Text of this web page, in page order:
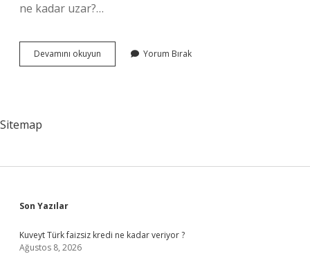
ne kadar uzar?…
Devamını okuyun
Erkek
Yorum Bırak
Sitemap
Sidebar
Son Yazılar
Kuveyt Türk faizsiz kredi ne kadar veriyor ?
Ağustos 8, 2026